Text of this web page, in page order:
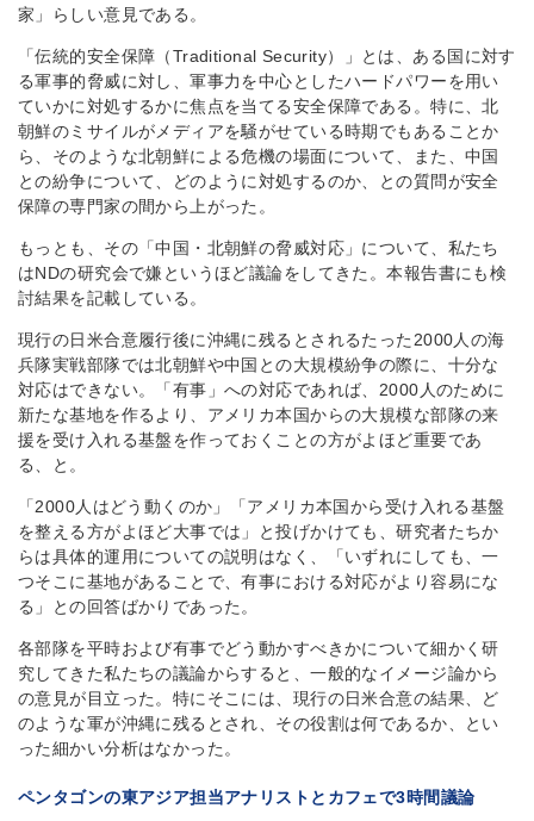
家」らしい意見である。
「伝統的安全保障（Traditional Security）」とは、ある国に対す
る軍事的脅威に対し、軍事力を中心としたハードパワーを用い
ていかに対処するかに焦点を当てる安全保障である。特に、北
朝鮮のミサイルがメディアを騒がせている時期でもあることか
ら、そのような北朝鮮による危機の場面について、また、中国
との紛争について、どのように対処するのか、との質問が安全
保障の専門家の間から上がった。
もっとも、その「中国・北朝鮮の脅威対応」について、私たち
はNDの研究会で嫌というほど議論をしてきた。本報告書にも検
討結果を記載している。
現行の日米合意履行後に沖縄に残るとされるたった2000人の海
兵隊実戦部隊では北朝鮮や中国との大規模紛争の際に、十分な
対応はできない。「有事」への対応であれば、2000人のために
新たな基地を作るより、アメリカ本国からの大規模な部隊の来
援を受け入れる基盤を作っておくことの方がよほど重要であ
る、と。
「2000人はどう動くのか」「アメリカ本国から受け入れる基盤
を整える方がよほど大事では」と投げかけても、研究者たちか
らは具体的運用についての説明はなく、「いずれにしても、一
つそこに基地があることで、有事における対応がより容易にな
る」との回答ばかりであった。
各部隊を平時および有事でどう動かすべきかについて細かく研
究してきた私たちの議論からすると、一般的なイメージ論から
の意見が目立った。特にそこには、現行の日米合意の結果、ど
のような軍が沖縄に残るとされ、その役割は何であるか、とい
った細かい分析はなかった。
ペンタゴンの東アジア担当アナリストとカフェで3時間議論